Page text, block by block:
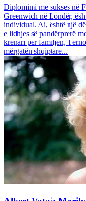
Diplomimi me sukses në
Greenwich në Londër,
individual. Ai, është një
e lidhjes së pandërprerë
krenari për familjen,
mërgatën shqiptare...